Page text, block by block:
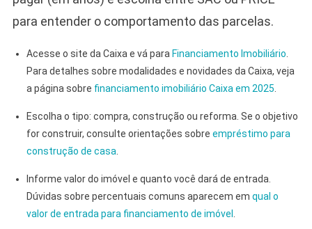
para entender o comportamento das parcelas.
Acesse o site da Caixa e vá para Financiamento Imobiliário
Para detalhes sobre modalidades e novidades da Caixa, veja
a página sobre financiamento imobiliário Caixa em 2025
Escolha o tipo: compra, construção ou reforma. Se o objetivo
for construir, consulte orientações sobre empréstimo para
construção de casa
Informe valor do imóvel e quanto você dará de entrada.
Dúvidas sobre percentuais comuns aparecem em qual o
valor de entrada para financiamento de imóvel